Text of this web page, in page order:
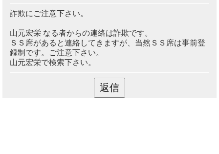
詐欺にご注意下さい。
山元宏栄 なる者からの連絡は詐欺です。
ＳＳ席があると連絡してきますが、当然ＳＳ席は事前登
録制です。ご注意下さい。
山元宏栄で検索下さい。